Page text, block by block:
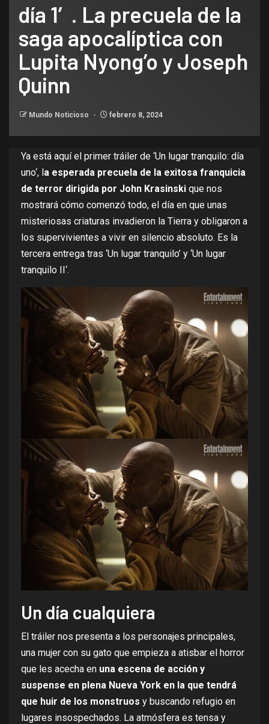
día 1′. La precuela de la
saga apocalíptica con
Lupita Nyong’o y Joseph
Quinn
Mundo Noticioso febrero 8, 2024
Ya está aquí el primer tráiler de ‘Un lugar tranquilo: día
uno‘, la esperada precuela de la exitosa franquicia
de terror dirigida por John Krasinski que nos
mostrará cómo comenzó todo, el día en que unas
misteriosas criaturas invadieron la Tierra y obligaron a
los supervivientes a vivir en silencio absoluto. Es la
tercera entrega tras ‘Un lugar tranquilo’ y ‘Un lugar
tranquilo II‘.
Un día cualquiera
El tráiler nos presenta a los personajes principales,
una mujer con su gato que empieza a atisbar el horror
que les acecha en una escena de acción y
suspense en plena Nueva York en la que tendrá
que huir de los monstruos y buscando refugio en
lugares insospechados. La atmósfera es tensa y